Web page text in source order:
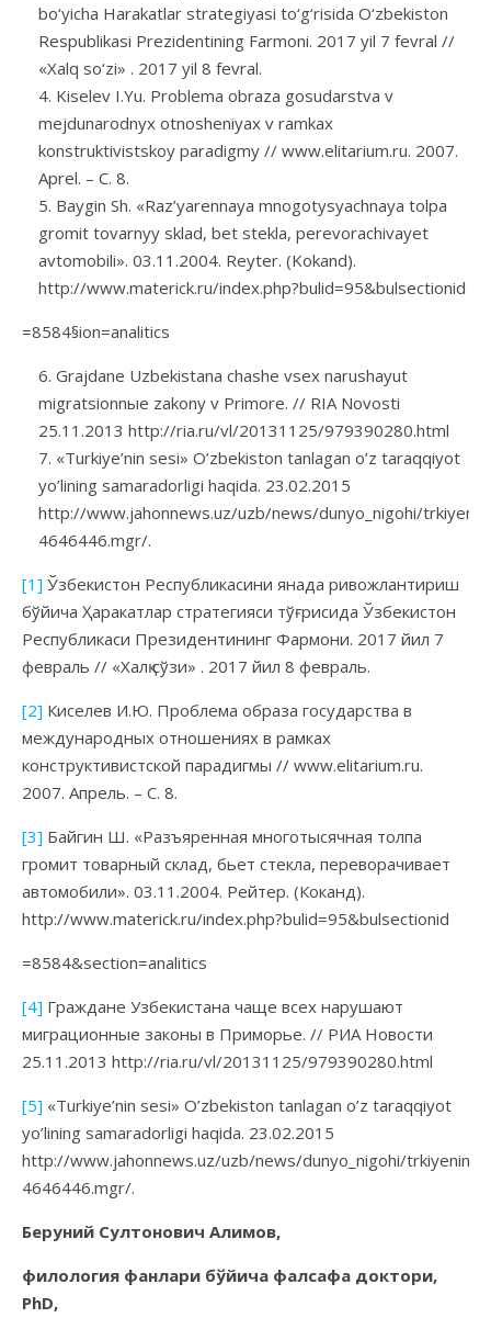
bo‘yicha Harakatlar strategiyasi to‘g‘risida O‘zbekiston
Respublikasi Prezidentining Farmoni. 2017 yil 7 fevral //
«Xalq so‘zi» . 2017 yil 8 fevral.
Kiselev I.Yu. Problema obraza gosudarstva v
mejdunarodnyx otnosheniyax v ramkax
konstruktivistskoy paradigmy // www.elitarium.ru. 2007.
Aprel. – C. 8.
Baygin Sh. «Raz’yarennaya mnogotysyachnaya tolpa
gromit tovarnyy sklad, bet stekla, perevorachivayet
avtomobili». 03.11.2004. Reyter. (Kokand).
http://www.materick.ru/index.php?bulid=95&bulsectionid
=8584§ion=analitics
Grajdane Uzbekistana chashe vsex narushayut
migratsionnыe zakony v Primore. // RIA Novosti
25.11.2013 http://ria.ru/vl/20131125/979390280.html
«Turkiye’nin sesi» O’zbekiston tanlagan o’z taraqqiyot
yo’lining samaradorligi haqida. 23.02.2015
http://www.jahonnews.uz/uzb/news/dunyo_nigohi/
4646446.mgr/.
[1] Ўзбекистон Республикасини янада ривожлантириш
бўйича Ҳаракатлар стратегияси тўғрисида Ўзбекистон
Республикаси Президентининг Фармони. 2017 йил 7
февраль // «Халқ сўзи» . 2017 йил 8 февраль.
[2] Киселев И.Ю. Проблема образа государства в
международных отношениях в рамках
конструктивистской парадигмы // www.elitarium.ru.
2007. Апрель. – C. 8.
[3] Байгин Ш. «Разъяренная многотысячная толпа
громит товарный склад, бьет стекла, переворачивает
автомобили». 03.11.2004. Рейтер. (Коканд).
http://www.materick.ru/index.php?bulid=95&bulsectionid
=8584&section=analitics
[4] Граждане Узбекистана чаще всех нарушают
миграционные законы в Приморье. // РИА Новости
25.11.2013 http://ria.ru/vl/20131125/979390280.html
[5] «Turkiye’nin sesi» O’zbekiston tanlagan o’z taraqqiyot
yo’lining samaradorligi haqida. 23.02.2015
http://www.jahonnews.uz/uzb/news/dunyo_nigohi/
4646446.mgr/.
Беруний Султонович Алимов,
филология фанлари бўйича фалсафа доктори,
PhD,